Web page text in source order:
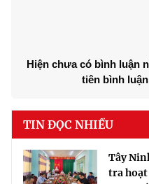
Hiện chưa có bình luận
tiên bình
TIN ĐỌC NHIỀU
Tây
tra